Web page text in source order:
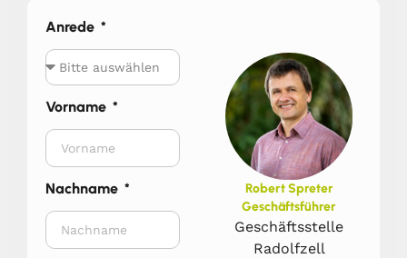
Anrede
Vorname
Nachname
Robert Spreter
Geschäftsführer
Geschäftsstelle
Radolfzell